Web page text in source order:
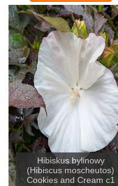
Hibiskus bylinowy
(Hibiscus moscheutos)
Cookies and Cream c1